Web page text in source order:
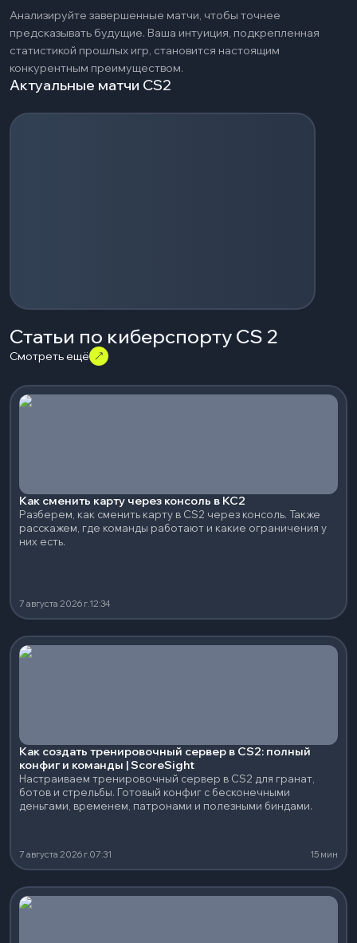
Анализируйте завершенные матчи, чтобы точнее
предсказывать будущие. Ваша интуиция, подкрепленная
статистикой прошлых игр, становится настоящим
конкурентным преимуществом.
Актуальные матчи CS2
Загрузка событий...
Статьи по киберспорту CS 2
Смотреть ещё
Как сменить карту через консоль в КС2
Разберем, как сменить карту в CS2 через консоль. Также
расскажем, где команды работают и какие ограничения у
них есть.
7 августа 2026 г.12:34
Как создать тренировочный сервер в CS2: полный
конфиг и команды | ScoreSight
Настраиваем тренировочный сервер в CS2 для гранат,
ботов и стрельбы. Готовый конфиг с бесконечными
деньгами, временем, патронами и полезными биндами.
7 августа 2026 г.07:31 15 мин